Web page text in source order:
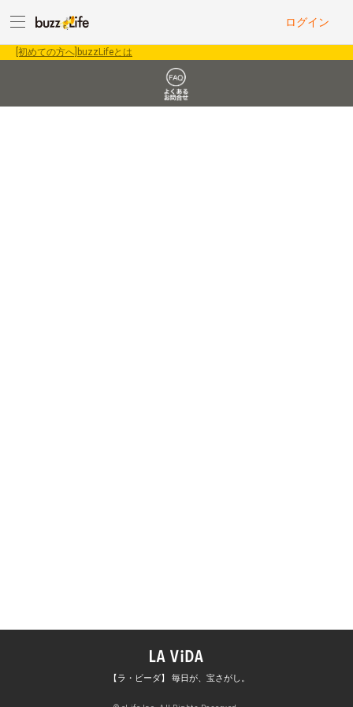
ログイン
[初めての方へ]buzzLifeとは
【ラ・ビーダ】 毎日が、宝さがし。